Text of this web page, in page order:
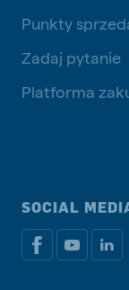
Punkty
Zadaj pytanie
Platforma
SOCIAL